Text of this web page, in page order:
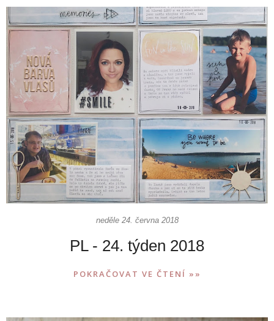
neděle 24. června 2018
PL - 24. týden 2018
POKRAČOVAT VE ČTENÍ »»